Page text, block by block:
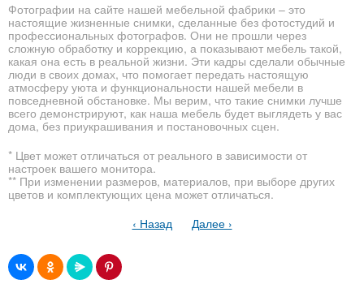
Фотографии на сайте нашей мебельной фабрики – это
настоящие жизненные снимки, сделанные без фотостудий и
профессиональных фотографов. Они не прошли через
сложную обработку и коррекцию, а показывают мебель такой,
какая она есть в реальной жизни. Эти кадры сделали обычные
люди в своих домах, что помогает передать настоящую
атмосферу уюта и функциональности нашей мебели в
повседневной обстановке. Мы верим, что такие снимки лучше
всего демонстрируют, как наша мебель будет выглядеть у вас
дома, без приукрашивания и постановочных сцен.
* Цвет может отличаться от реального в зависимости от
настроек вашего монитора.
** При изменении размеров, материалов, при выборе других
цветов и комплектующих цена может отличаться.
‹ Назад
Далее ›